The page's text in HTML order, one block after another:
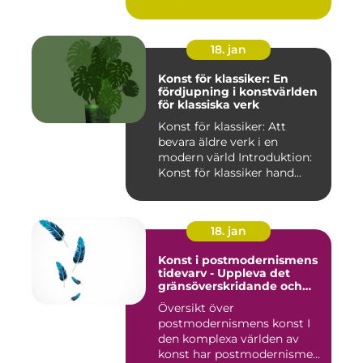
18. jan
Konst för klassiker: En
fördjupning i konstvärlden
för klassiska verk
Konst för klassiker: Att
bevara äldre verk i en
modern värld Introduktion:
Konst för klassiker hand...
18. jan
Konst i postmodernismens
tidevarv - Uppleva det
gränsöverskridande och
mångfacetterade
Översikt över
postmodernismens konst I
den komplexa världen av
konst har postmodernismen